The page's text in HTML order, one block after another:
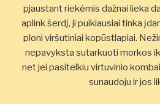
pjaustant riekėmis dažnai lieka
aplink šerdį, ji puikiausiai tinka
ploni viršutiniai kopūstlapiai.
nepavyksta sutarkuoti morkos
net jei pasitelkiu virtuvinio
sunaudoju ir jos